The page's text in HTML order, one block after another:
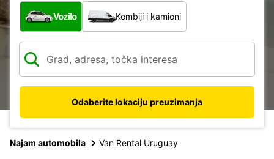
Koja vrsta vozila?
Vozilo Kombiji i kamioni
Odaberite lokaciju preuzimanja
Najam automobila Van Rental Uruguay